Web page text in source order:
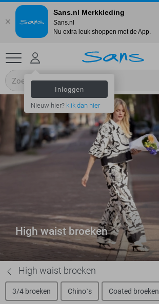
Inloggen
Nieuw hier? klik dan hier
High waist broeken
High waist broeken
3/4 broeken Chino`s Coated broeken
Sans.nl Merkkleding
Sans.nl
Nu extra leuk shoppen met de App.